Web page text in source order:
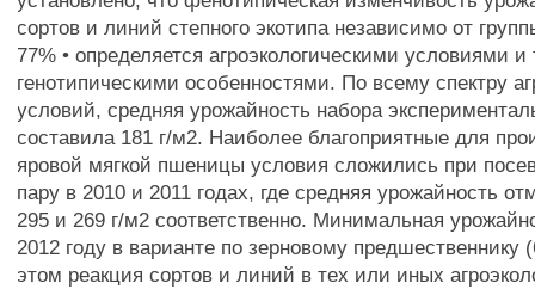
сортов и линий степного экотипа независимо от
77% • определяется агроэкологическими условиями и
генотипическими особенностями. По всему спектру
условий, средняя урожайность набора
составила 181 г/м2. Наиболее благоприятные для
яровой мягкой пшеницы условия сложились при
пару в 2010 и 2011 годах, где средняя урожайность
295 и 269 г/м2 соответственно. Минимальная
2012 году в варианте по зерновому предшественнику
этом реакция сортов и линий в тех или иных